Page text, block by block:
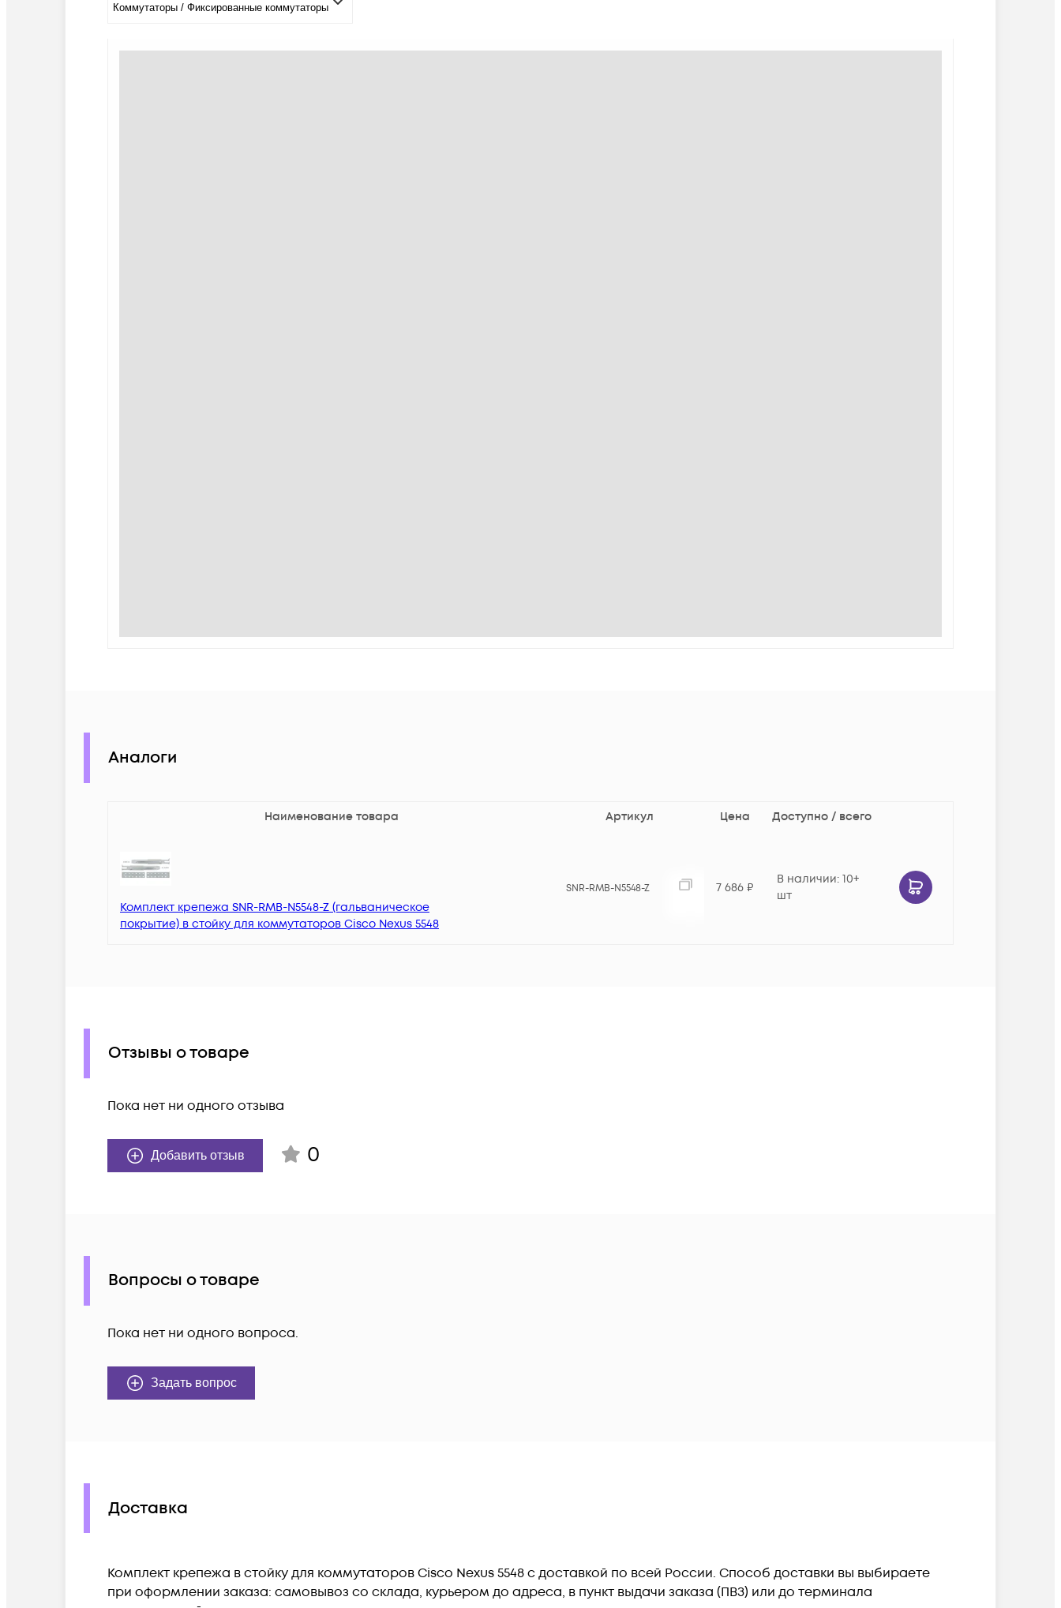
Коммутаторы / Фиксированные коммутаторы
Аналоги
Наименование товара Артикул Цена Доступно / всего
Комплект крепежа SNR-RMB-N5548-Z (гальваническое
покрытие) в стойку для коммутаторов Cisco Nexus 5548
SNR-RMB-N5548-Z 7 686 ₽
В наличии: 10+
шт
Отзывы о товаре
Пока нет ни одного отзыва
Добавить отзыв 0
Вопросы о товаре
Пока нет ни одного вопроса.
Задать вопрос
Доставка
Комплект крепежа в стойку для коммутаторов Cisco Nexus 5548 c доставкой по всей России. Способ доставки вы выбираете
при оформлении заказа: самовывоз со склада, курьером до адреса, в пункт выдачи заказа (ПВЗ) или до терминала